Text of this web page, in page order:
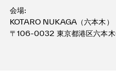
会場:
KOTARO NUKAGA（六本木）
〒106-0032 東京都港区六本